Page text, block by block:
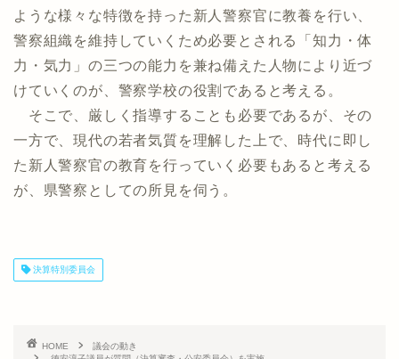
ような様々な特徴を持った新人警察官に教養を行い、
警察組織を維持していくため必要とされる「知力・体
力・気力」の三つの能力を兼ね備えた人物により近づ
けていくのが、警察学校の役割であると考える。
そこで、厳しく指導することも必要であるが、その
一方で、現代の若者気質を理解した上で、時代に即し
た新人警察官の教育を行っていく必要もあると考える
が、県警察としての所見を伺う。
決算特別委員会
HOME
議会の動き